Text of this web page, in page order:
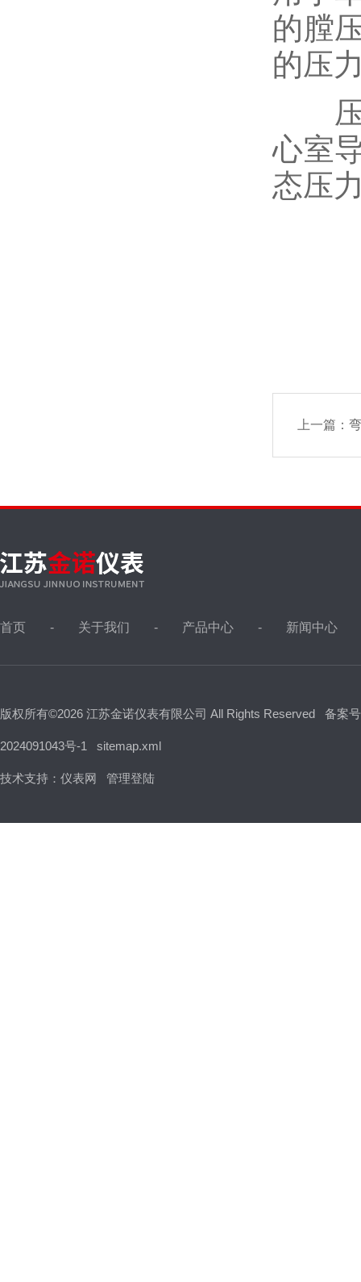
的膛
的压
压
心室
态压
上一篇：
首页 关于我们 产品中心 新闻中心
版权所有©2026 江苏金诺仪表有限公司 All Rights Reserved 备案
2024091043号-1 sitemap.xml
技术支持： 仪表网 管理登陆